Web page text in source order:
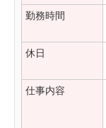
勤務時間
休日
仕事内容